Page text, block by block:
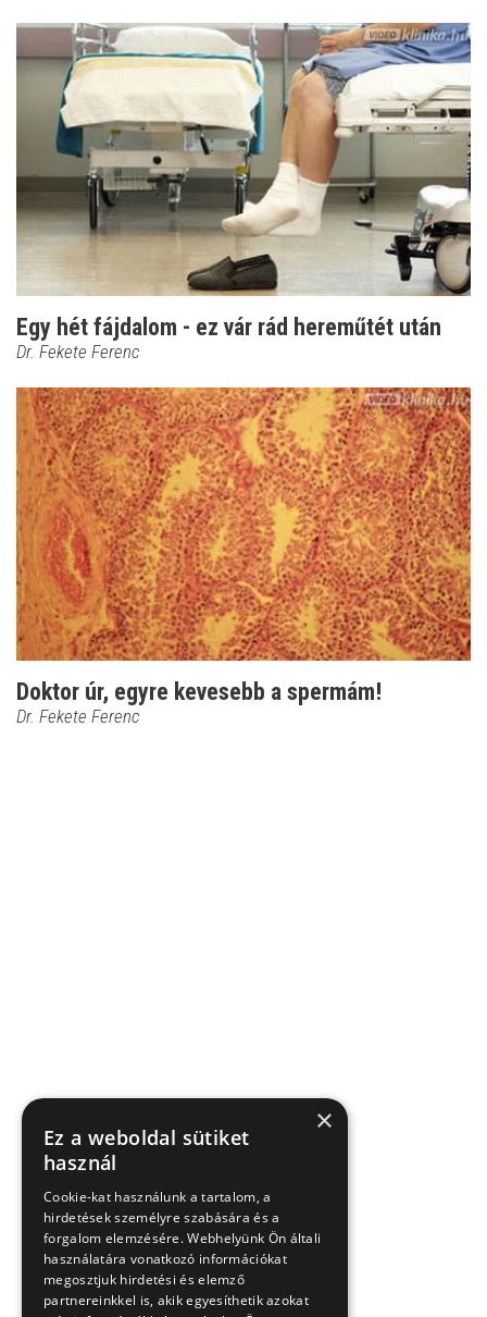
Egy hét fájdalom - ez vár rád hereműtét után
Dr. Fekete Ferenc
Doktor úr, egyre kevesebb a spermám!
Dr. Fekete Ferenc
×
Ez a weboldal sütiket
használ
Cookie-kat használunk a tartalom, a
hirdetések személyre szabására és a
forgalom elemzésére. Webhelyünk Ön általi
használatára vonatkozó információkat
megosztjuk hirdetési és elemző
partnereinkkel is, akik egyesíthetik azokat